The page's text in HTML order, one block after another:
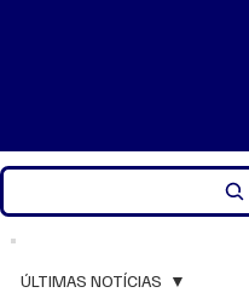
ÚLTIMAS NOTÍCIAS